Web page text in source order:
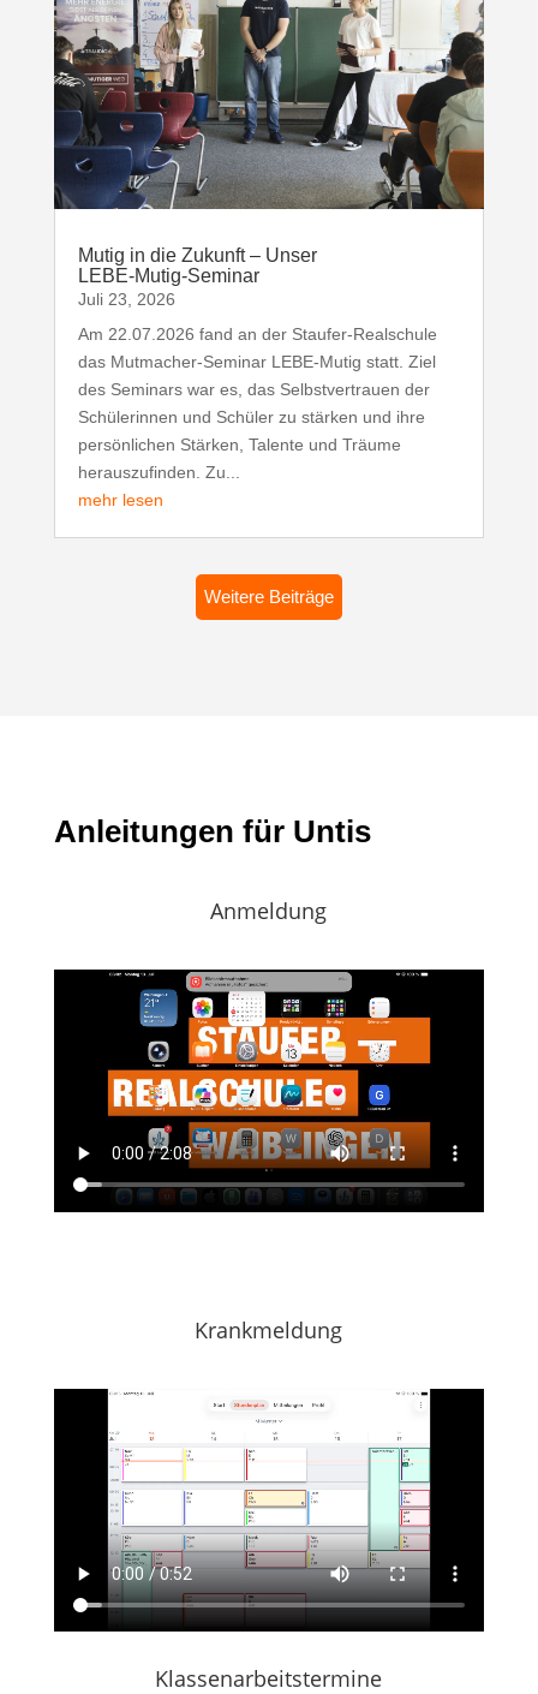
Mutig in die Zukunft – Unser
LEBE‑Mutig‑Seminar
Juli 23, 2026
Am 22.07.2026 fand an der Staufer-Realschule
das Mutmacher-Seminar LEBE-Mutig statt. Ziel
des Seminars war es, das Selbstvertrauen der
Schülerinnen und Schüler zu stärken und ihre
persönlichen Stärken, Talente und Träume
herauszufinden. Zu...
mehr lesen
Weitere Beiträge
Anleitungen für Untis
Anmeldung
Krankmeldung
Klassenarbeitstermine